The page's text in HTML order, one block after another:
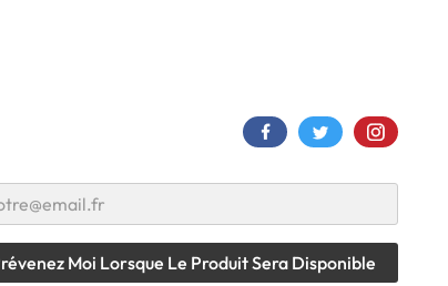
Moi Lorsque Le Produit Sera Disponible